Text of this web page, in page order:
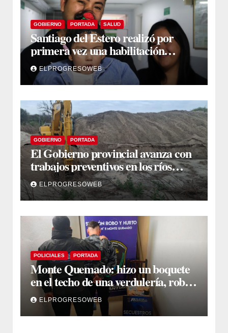
GOBIERNO PORTADA SALUD
Santiago del Estero realizó por
primera vez una habilitación
auditiva con vincha de conducción
óseaELPROGRESOWEB
GOBIERNO PORTADA
El Gobierno provincial avanza con
trabajos preventivos en los ríos
Dulce y Salado y en los Bajos
Submeridionales
ELPROGRESOWEB
POLICIALES PORTADA
Monte Quemado: hizo un boquete
en el techo de una verdulería, robó
$800.000 y cayó tras ser filmado
ELPROGRESOWEB